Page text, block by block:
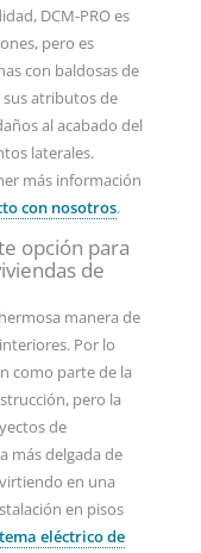
DCM-PRO es
pero es
con baldosas de
sus atributos de
al acabado del
laterales.
más información
con nosotros.
opción para
de
manera de
Por lo
como parte de la
pero la
de
más delgada de
en una
en pisos
eléctrico de